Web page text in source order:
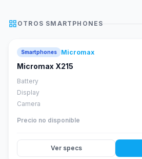
grid_view OTROS SMARTPHONES
Smartphones Micromax
Micromax X215
Battery
Display
Camera
Precio no disponible
Ver specs